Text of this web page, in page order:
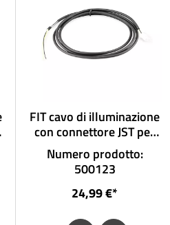
FIT cavo di illuminazione
con connettore JST per
luci anteriori senza
connettore
Numero prodotto:
500123
24,99 €*